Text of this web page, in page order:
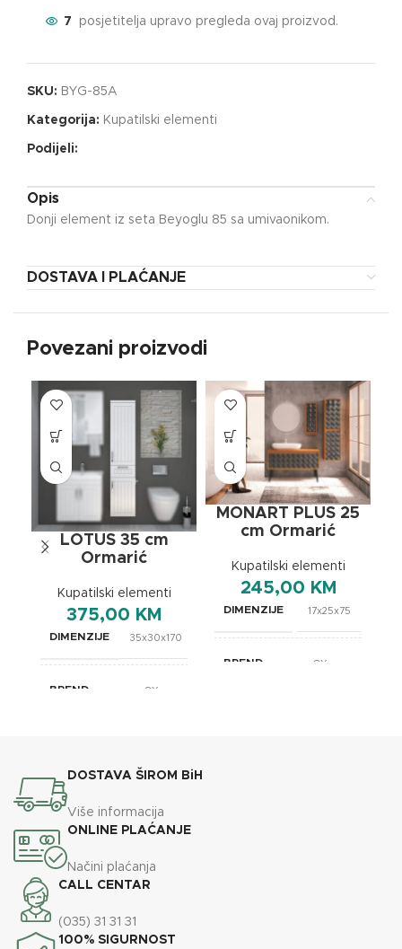
7 posjetitelja upravo pregleda ovaj proizvod.
SKU: BYG-85A
Kategorija: Kupatilski elementi
Podijeli:
Opis
Donji element iz seta Beyoglu 85 sa umivaonikom.
DOSTAVA I PLAĆANJE
Povezani proizvodi
LOTUS 35 cm
Ormarić
Kupatilski elementi
375,00 KM
DIMENZIJE 35x30x170
BREND OXaqua
MONART PLUS 25
cm Ormarić
Kupatilski elementi
245,00 KM
DIMENZIJE 17x25x75
BREND OXaqua
DOSTAVA ŠIROM BiH
Više informacija
ONLINE PLAĆANJE
Načini plaćanja
CALL CENTAR
(035) 31 31 31
100% SIGURNOST